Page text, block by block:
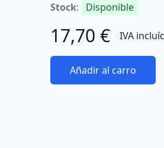
Stock: Disponible
17,70 € IVA
Añadir al carro